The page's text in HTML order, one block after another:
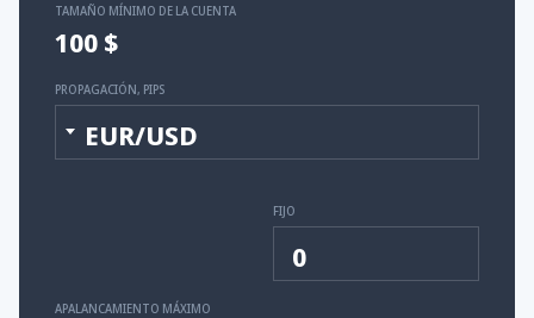
TAMAÑO MÍNIMO DE LA CUENTA
100 $
PROPAGACIÓN, PIPS
EUR/USD
FIJO
0
APALANCAMIENTO MÁXIMO